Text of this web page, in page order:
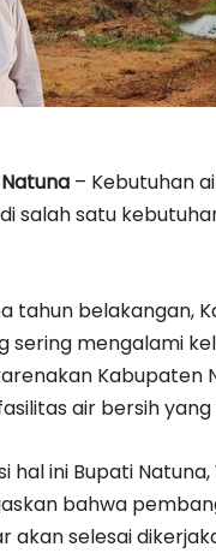
– Kebutuhan
salah satu
tahun belakangan,
sering mengalami
Kabupaten
air bersih
hal ini Bupati Natuna,
bahwa
akan selesai